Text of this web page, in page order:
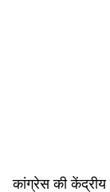
कांग्रेस की केंद्रीय